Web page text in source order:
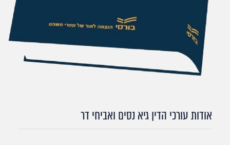
אודות עורכי הדין גיא נסים ואביחי דר